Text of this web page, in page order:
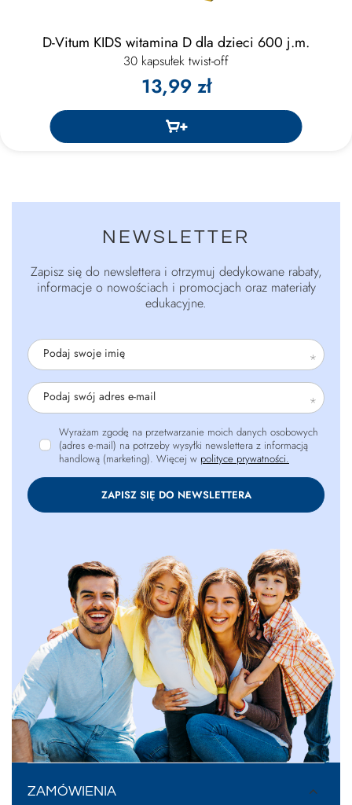
D-Vitum KIDS witamina D dla dzieci 600 j.m.
30 kapsułek twist-off
13,99 zł
NEWSLETTER
Zapisz się do newslettera i otrzymuj dedykowane rabaty,
informacje o nowościach i promocjach oraz materiały
edukacyjne.
Podaj swoje imię
Podaj swój adres e-mail
Wyrażam zgodę na przetwarzanie moich danych osobowych
(adres e-mail) na potrzeby wysyłki newslettera z informacją
handlową (marketing). Więcej w polityce prywatności.
ZAPISZ SIĘ DO NEWSLETTERA
ZAMÓWIENIA